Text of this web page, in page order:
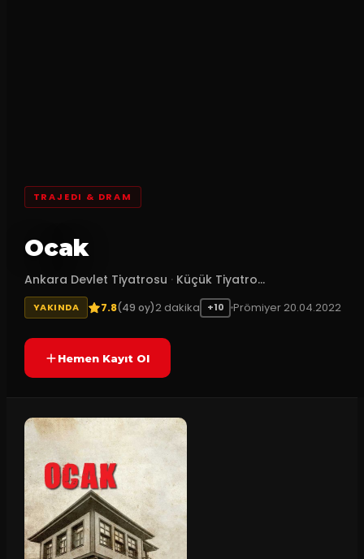
TRAJEDI & DRAM
Ocak
Ankara Devlet Tiyatrosu · Küçük Tiyatro...
YAKINDA 7.8(49 oy)2 dakika +10 Prömiyer 20.04.2022
Hemen Kayıt Ol